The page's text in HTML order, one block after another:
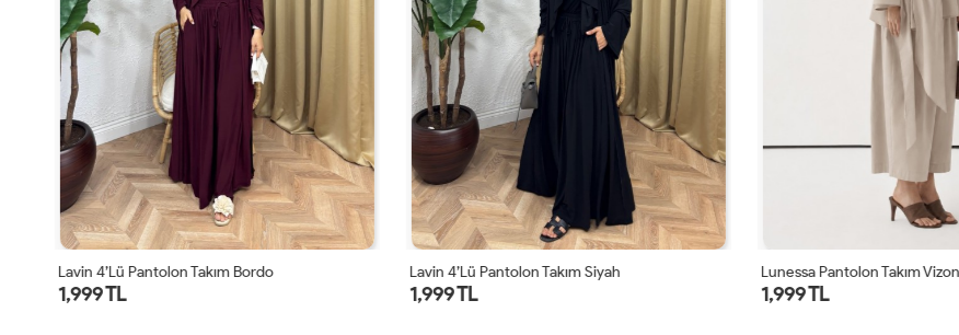
Lavin 4’lü Pantolon Takım Bordo
1,999 TL
Lavin 4’lü Pantolon Takım Siyah
1,999 TL
Lunessa Pantolon Takım Vizon
1,999 TL